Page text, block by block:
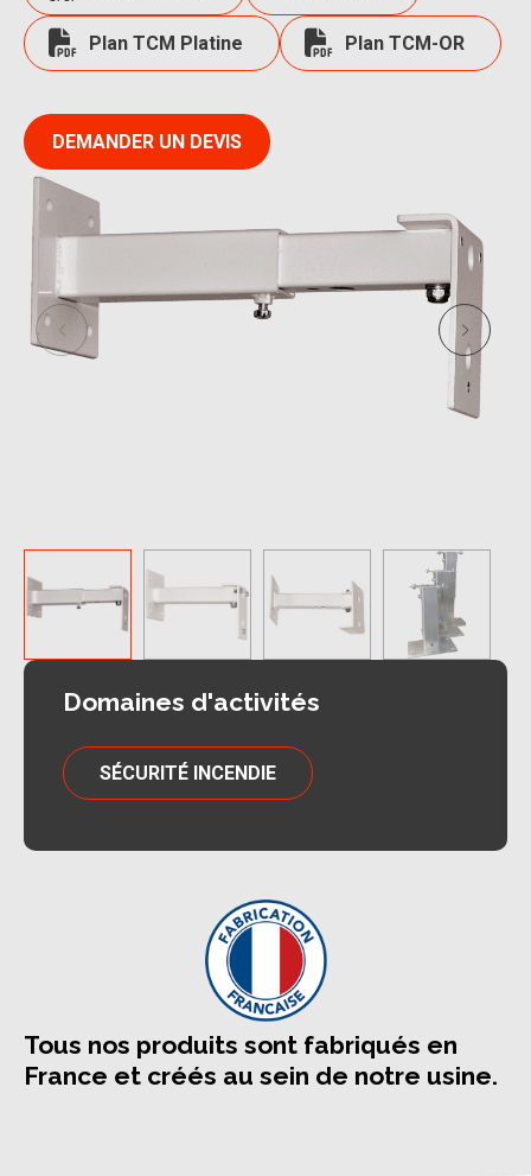
Plan TCM Platine Plan TCM-OR
DEMANDER UN DEVIS
Domaines d'activités
SÉCURITÉ INCENDIE
Tous nos produits sont fabriqués en
France et créés au sein de notre usine.